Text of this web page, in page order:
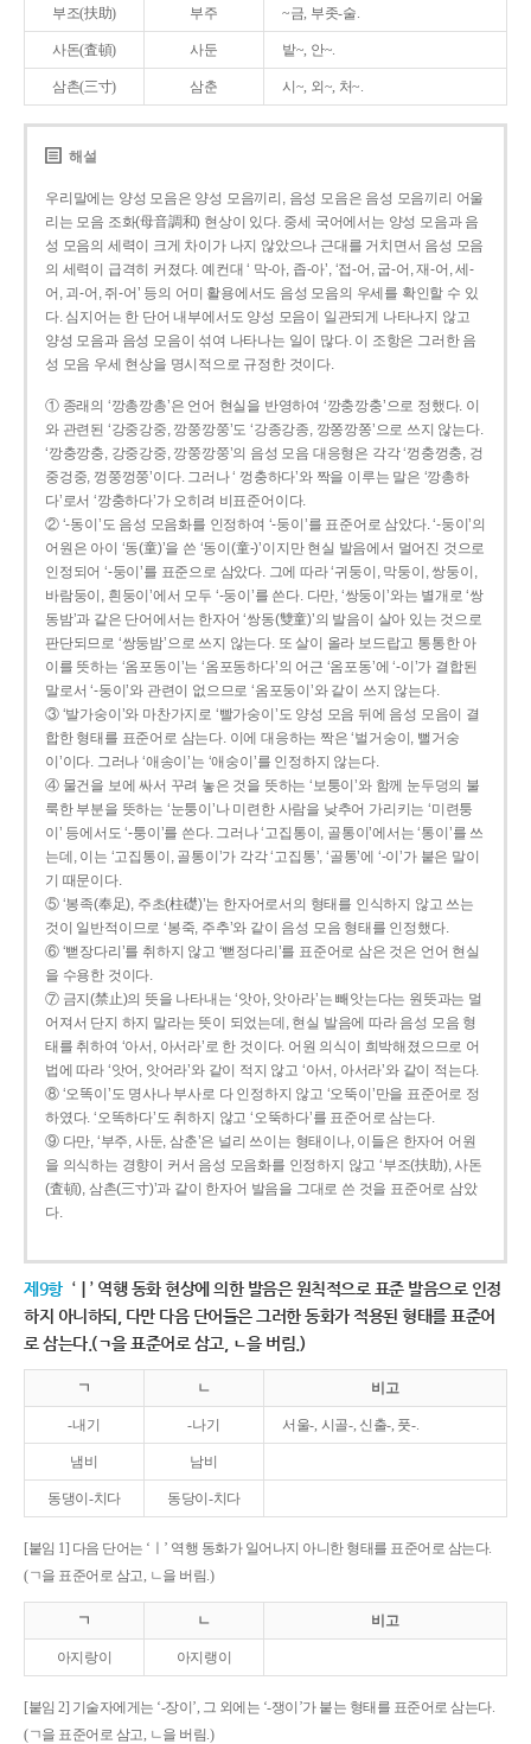
부조(扶助) 부주 ~금, 부좃-술.
사돈(査頓) 사둔 밭~, 안~.
삼촌(三寸) 삼춘 시~, 외~, 처~.
해설
우리말에는 양성 모음은 양성 모음끼리, 음성 모음은 음성 모음끼리 어울
리는 모음 조화(母音調和) 현상이 있다. 중세 국어에서는 양성 모음과 음
성 모음의 세력이 크게 차이가 나지 않았으나 근대를 거치면서 음성 모음
의 세력이 급격히 커졌다. 예컨대 ‘ 막-아, 좁-아’, ‘접-어, 굽-어, 재-어, 세-
어, 괴-어, 쥐-어’ 등의 어미 활용에서도 음성 모음의 우세를 확인할 수 있
다. 심지어는 한 단어 내부에서도 양성 모음이 일관되게 나타나지 않고
양성 모음과 음성 모음이 섞여 나타나는 일이 많다. 이 조항은 그러한 음
성 모음 우세 현상을 명시적으로 규정한 것이다.
① 종래의 ‘깡총깡총’은 언어 현실을 반영하여 ‘깡충깡충’으로 정했다. 이
와 관련된 ‘강중강중, 깡쭝깡쭝’도 ‘강종강종, 깡쫑깡쫑’으로 쓰지 않는다.
‘깡충깡충, 강중강중, 깡쭝깡쭝’의 음성 모음 대응형은 각각 ‘껑충껑충, 겅
중겅중, 껑쭝껑쭝’이다. 그러나 ‘ 껑충하다’와 짝을 이루는 말은 ‘깡총하
다’로서 ‘깡충하다’가 오히려 비표준어이다.
② ‘-동이’도 음성 모음화를 인정하여 ‘-둥이’를 표준어로 삼았다. ‘-둥이’의
어원은 아이 ‘동(童)’을 쓴 ‘동이(童-)’이지만 현실 발음에서 멀어진 것으로
인정되어 ‘-둥이’를 표준으로 삼았다. 그에 따라 ‘귀둥이, 막둥이, 쌍둥이,
바람둥이, 흰둥이’에서 모두 ‘-둥이’를 쓴다. 다만, ‘쌍둥이’와는 별개로 ‘쌍
동밤’과 같은 단어에서는 한자어 ‘쌍동(雙童)’의 발음이 살아 있는 것으로
판단되므로 ‘쌍둥밤’으로 쓰지 않는다. 또 살이 올라 보드랍고 통통한 아
이를 뜻하는 ‘옴포동이’는 ‘옴포동하다’의 어근 ‘옴포동’에 ‘-이’가 결합된
말로서 ‘-둥이’와 관련이 없으므로 ‘옴포둥이’와 같이 쓰지 않는다.
③ ‘발가숭이’와 마찬가지로 ‘빨가숭이’도 양성 모음 뒤에 음성 모음이 결
합한 형태를 표준어로 삼는다. 이에 대응하는 짝은 ‘벌거숭이, 뻘거숭
이’이다. 그러나 ‘애송이’는 ‘애숭이’를 인정하지 않는다.
④ 물건을 보에 싸서 꾸려 놓은 것을 뜻하는 ‘보퉁이’와 함께 눈두덩의 불
룩한 부분을 뜻하는 ‘눈퉁이’나 미련한 사람을 낮추어 가리키는 ‘미련퉁
이’ 등에서도 ‘-퉁이’를 쓴다. 그러나 ‘고집통이, 골통이’에서는 ‘통이’를 쓰
는데, 이는 ‘고집통이, 골통이’가 각각 ‘고집통’, ‘골통’에 ‘-이’가 붙은 말이
기 때문이다.
⑤ ‘봉족(奉足), 주초(柱礎)’는 한자어로서의 형태를 인식하지 않고 쓰는
것이 일반적이므로 ‘봉죽, 주추’와 같이 음성 모음 형태를 인정했다.
⑥ ‘뻗장다리’를 취하지 않고 ‘뻗정다리’를 표준어로 삼은 것은 언어 현실
을 수용한 것이다.
⑦ 금지(禁止)의 뜻을 나타내는 ‘앗아, 앗아라’는 빼앗는다는 원뜻과는 멀
어져서 단지 하지 말라는 뜻이 되었는데, 현실 발음에 따라 음성 모음 형
태를 취하여 ‘아서, 아서라’로 한 것이다. 어원 의식이 희박해졌으므로 어
법에 따라 ‘앗어, 앗어라’와 같이 적지 않고 ‘아서, 아서라’와 같이 적는다.
⑧ ‘오똑이’도 명사나 부사로 다 인정하지 않고 ‘오뚝이’만을 표준어로 정
하였다. ‘오똑하다’도 취하지 않고 ‘오뚝하다’를 표준어로 삼는다.
⑨ 다만, ‘부주, 사둔, 삼춘’은 널리 쓰이는 형태이나, 이들은 한자어 어원
을 의식하는 경향이 커서 음성 모음화를 인정하지 않고 ‘부조(扶助), 사돈
(査頓), 삼촌(三寸)’과 같이 한자어 발음을 그대로 쓴 것을 표준어로 삼았
다.
제9항 ‘ㅣ’ 역행 동화 현상에 의한 발음은 원칙적으로 표준 발음으로 인정
하지 아니하되, 다만 다음 단어들은 그러한 동화가 적용된 형태를 표준어
로 삼는다.(ㄱ을 표준어로 삼고, ㄴ을 버림.)
ㄱ ㄴ 비고
-내기 -나기 서울-, 시골-, 신출-, 풋-.
냄비 남비
동댕이-치다 동당이-치다
[붙임 1] 다음 단어는 ‘ㅣ’ 역행 동화가 일어나지 아니한 형태를 표준어로 삼는다.
(ㄱ을 표준어로 삼고, ㄴ을 버림.)
ㄱ ㄴ 비고
아지랑이 아지랭이
[붙임 2] 기술자에게는 ‘-장이’, 그 외에는 ‘-쟁이’가 붙는 형태를 표준어로 삼는다.
(ㄱ을 표준어로 삼고, ㄴ을 버림.)